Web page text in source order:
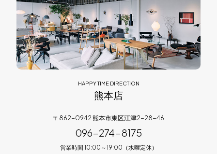
HAPPY TIME DIRECTION
熊本店
〒862-0942 熊本市東区江津2-28-46
096-274-8175
営業時間 10:00～19:00（水曜定休）